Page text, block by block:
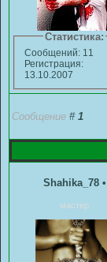
Статистика:
Сообщений: 11
Регистрация:
13.10.2007
Сообщение # 1
Shahika_78 •
мастер